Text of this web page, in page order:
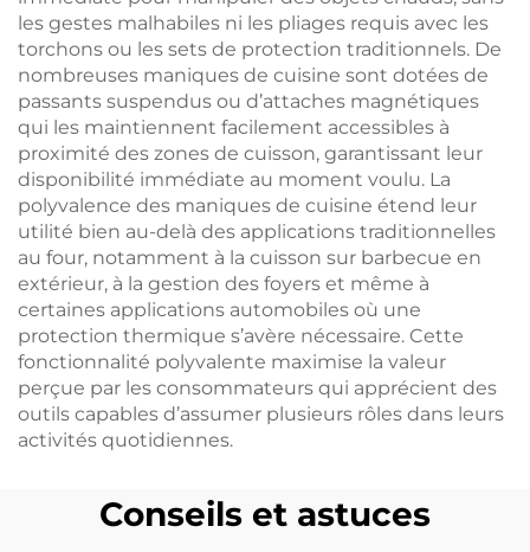
les gestes malhabiles ni les pliages requis avec les
torchons ou les sets de protection traditionnels. De
nombreuses maniques de cuisine sont dotées de
passants suspendus ou d’attaches magnétiques
qui les maintiennent facilement accessibles à
proximité des zones de cuisson, garantissant leur
disponibilité immédiate au moment voulu. La
polyvalence des maniques de cuisine étend leur
utilité bien au-delà des applications traditionnelles
au four, notamment à la cuisson sur barbecue en
extérieur, à la gestion des foyers et même à
certaines applications automobiles où une
protection thermique s’avère nécessaire. Cette
fonctionnalité polyvalente maximise la valeur
perçue par les consommateurs qui apprécient des
outils capables d’assumer plusieurs rôles dans leurs
activités quotidiennes.
Conseils et astuces